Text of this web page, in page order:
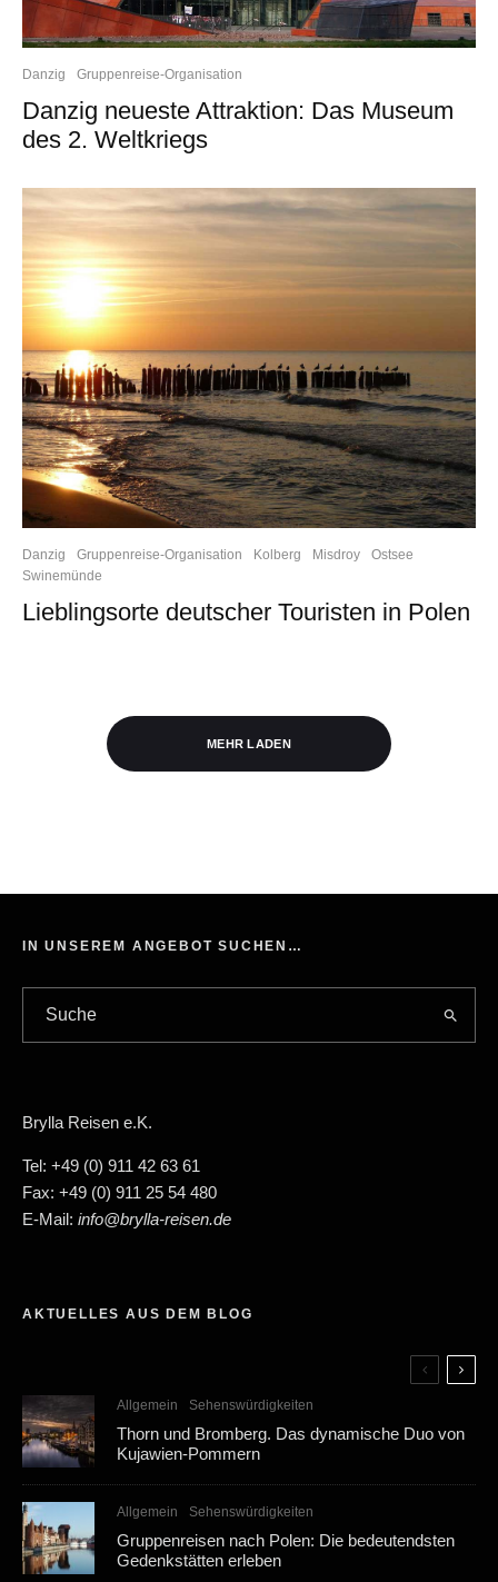
Danzig Gruppenreise-Organisation
Danzig neueste Attraktion: Das Museum
des 2. Weltkriegs
Danzig Gruppenreise-Organisation Kolberg Misdroy
Ostsee
Swinemünde
Lieblingsorte deutscher Touristen in Polen
MEHR LADEN
IN UNSEREM ANGEBOT SUCHEN…
Brylla Reisen e.K.
Tel: +49 (0) 911 42 63 61
Fax: +49 (0) 911 25 54 480
E-Mail: info@brylla-reisen.de
AKTUELLES AUS DEM BLOG
Allgemein Sehenswürdigkeiten
Thorn und Bromberg. Das dynamische Duo von
Kujawien-Pommern
Allgemein Sehenswürdigkeiten
Gruppenreisen nach Polen: Die bedeutendsten
Gedenkstätten erleben